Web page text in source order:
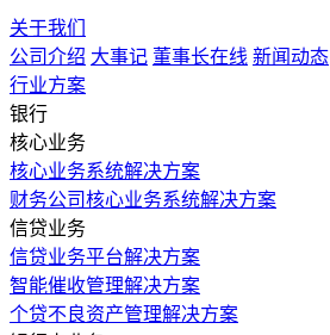
关于我们
公司介绍 大事记 董事长在线 新闻动态
行业方案
银行
核心业务
核心业务系统解决方案
财务公司核心业务系统解决方案
信贷业务
信贷业务平台解决方案
智能催收管理解决方案
个贷不良资产管理解决方案